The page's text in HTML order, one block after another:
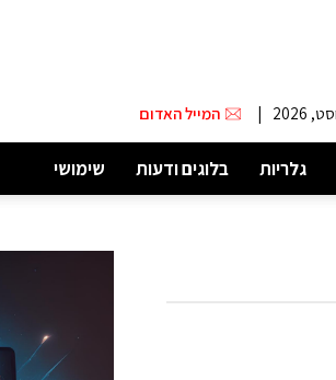
| המייל האדום
גלריות בלוגים ודעות שימושי